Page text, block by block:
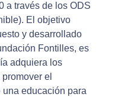
a través de los ODS
El objetivo
y desarrollado
Fontilles, es
adquiera los
el
educación para